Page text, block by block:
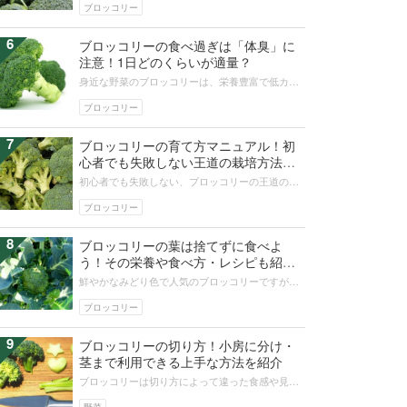
ブロッコリー
は危険といわれるのには理由がありま...
6
ブロッコリー
ブロッコリーの食べ過ぎは「体臭」に
注意！1日どのくらいが適量？
身近な野菜のブロッコリーは、栄養豊富で低カロ
ト中の人にも人気です。しかし食べ過...
7
ブロッコリー
ブロッコリーの育て方マニュアル！初
心者でも失敗しない王道の栽培方法を
解説
初心者でも失敗しない、ブロッコリーの王道の育
実はブロッコリーの育て方は難しくあ...
8
ブロッコリー
ブロッコリーの葉は捨てずに食べよ
う！その栄養や食べ方・レシピも紹
介！
鮮やかなみどり色で人気のブロッコリーですが、
ことも少なく、食べ方がわからないと...
9
ブロッコリーの切り方！小房に分け・
茎まで利用できる上手な方法を紹介
ブロッコリーは切り方によって違った食感や見た